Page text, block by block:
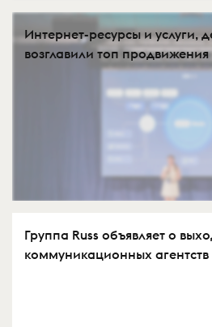
Интернет-ресурсы и услуги,
возглавили топ продвижения
Группа Russ объявляет о
коммуникационных агентств